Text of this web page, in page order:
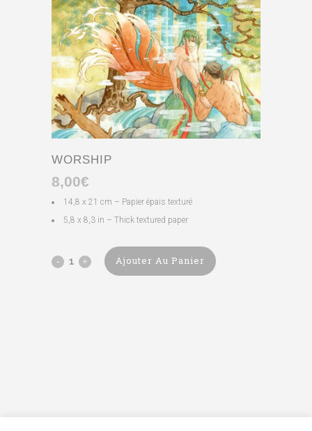
WORSHIP
8,00€
14,8 x 21 cm – Papier épais texturé
5,8 x 8,3 in – Thick textured paper
Worship Ajouter Au Panier